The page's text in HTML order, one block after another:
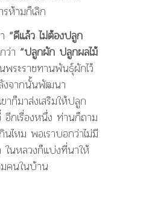
ห้ามก็เลิก
“ดีแล้ว ไม่ต้องปลูก
ว่า “ปลูกผัก ปลูกผลไม้
พระราชทานพันธุ์ผักไว้
งจากนั้นพัฒนา
ขาก็มาส่งเสริมให้ปลูก
อีกเรื่องหนึ่ง ท่านก็ถาม
ไหม พอเราบอกว่าไม่มี
นหลวงก็แบ่งที่นาให้
คนในบ้าน